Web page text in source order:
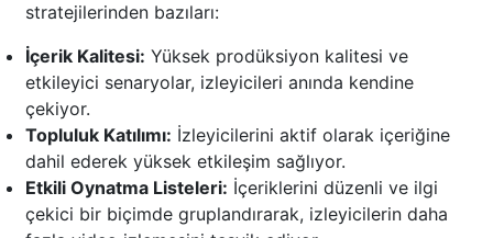
stratejilerinden bazıları:
İçerik Kalitesi: Yüksek prodüksiyon kalitesi ve
etkileyici senaryolar, izleyicileri anında kendine
çekiyor.
Topluluk Katılımı: İzleyicilerini aktif olarak içeriğine
dahil ederek yüksek etkileşim sağlıyor.
Etkili Oynatma Listeleri: İçeriklerini düzenli ve ilgi
çekici bir biçimde gruplandırarak, izleyicilerin daha